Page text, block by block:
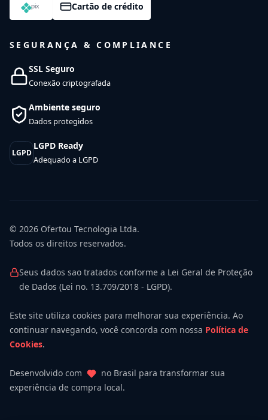
Cartão de crédito
SEGURANÇA & COMPLIANCE
SSL Seguro
Conexão criptografada
Ambiente seguro
Dados protegidos
LGPD
LGPD Ready
Adequado a LGPD
© 2026 Ofertou Tecnologia Ltda.
Todos os direitos reservados.
Seus dados sao tratados conforme a Lei Geral de Proteção
de Dados (Lei no. 13.709/2018 - LGPD).
Este site utiliza cookies para melhorar sua experiência. Ao
continuar navegando, você concorda com nossa Política de
Cookies.
Desenvolvido com
no Brasil para transformar sua
experiência de compra local.